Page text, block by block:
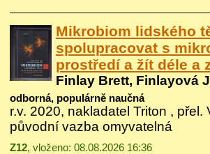
Mikrobiom lidského
spolupracovat s
prostředí a žít déle a
Finlay Brett, Finlayová
odborná, populárně naučná
r.v. 2020, nakladatel Triton , přel.
původní vazba omyvatelná
Z12, vloženo: 08.08.2026 16:36